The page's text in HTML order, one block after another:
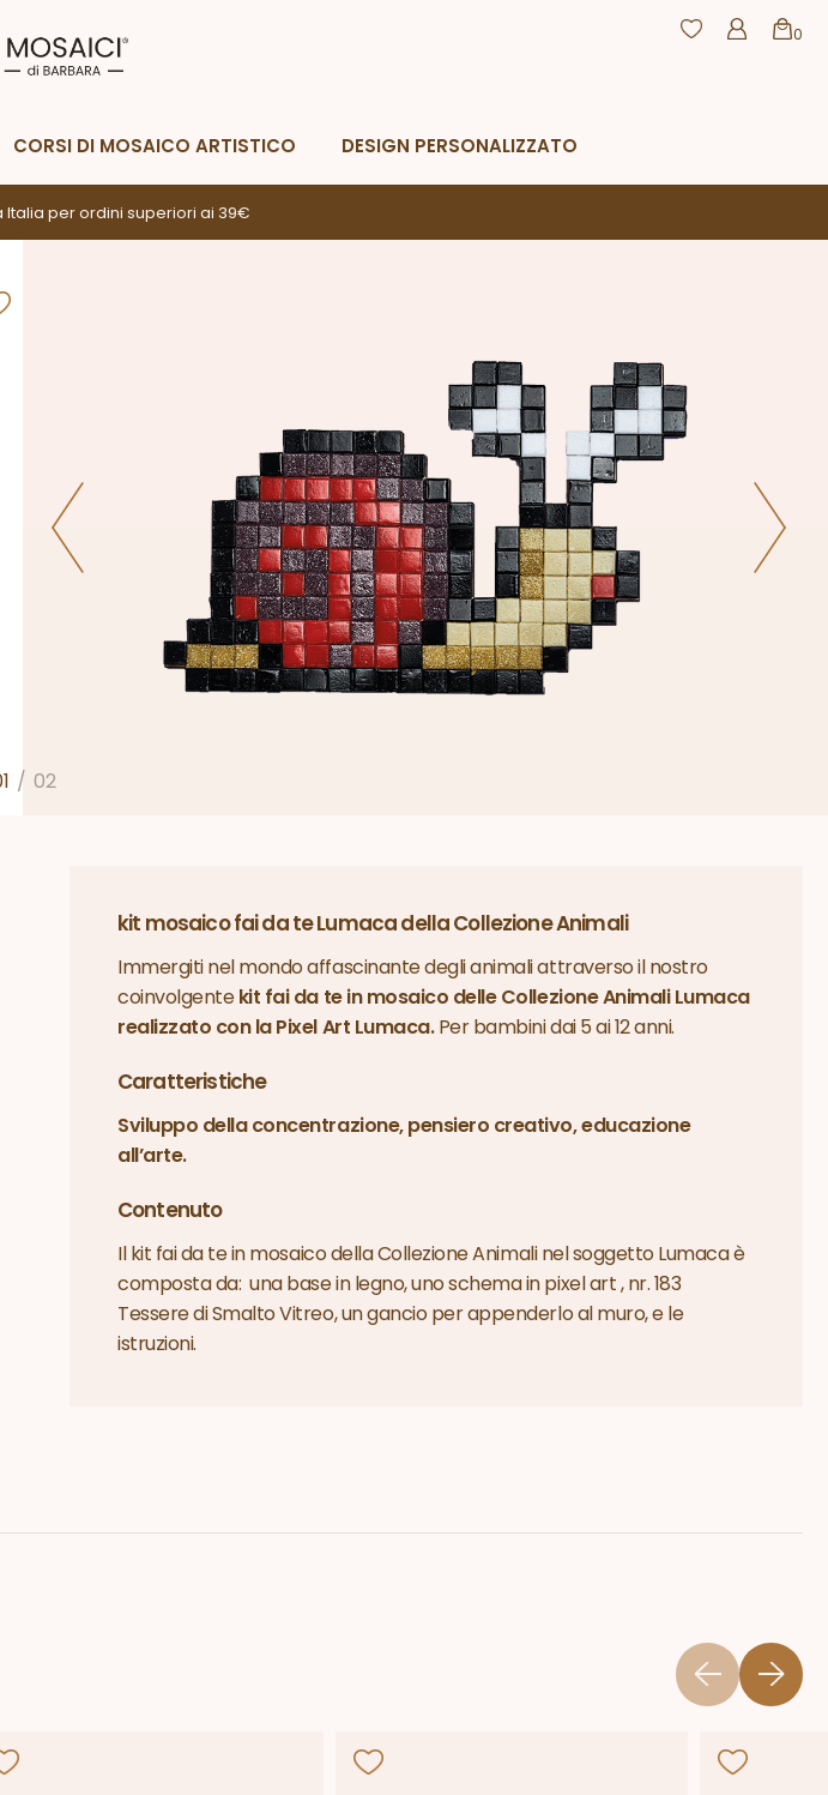
spedizione
0
CORSI DI MOSAICO ARTISTICO DESIGN PERSONALIZZATO
per ordini superiori ai 39€
/ 02
kit mosaico fai da te Lumaca della Collezione Animali
Immergiti nel mondo affascinante degli animali attraverso il nostro
coinvolgentekit fai da te in mosaico delle Collezione Animali Lumaca
realizzato con la Pixel Art Lumaca.Per bambini dai 5 ai 12 anni.
Caratteristiche
Sviluppo della concentrazione, pensiero creativo, educazione
all’arte.
Contenuto
Il kit fai da te in mosaico della Collezione Animali nel soggetto Lumaca è
composta da: una base in legno, uno schema in pixel art , nr. 183
Tessere di Smalto Vitreo, un gancio per appenderlo al muro, e le
istruzioni.